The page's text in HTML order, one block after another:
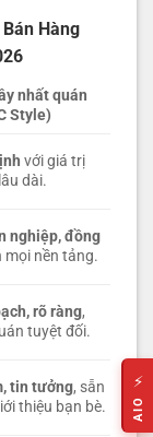
Hàng
nhất quán
Style)
với giá trị
dài.
nghiệp, đồng
mọi nền tảng.
rõ ràng,
tuyệt đối.
tin tưởng, sẵn
thiệu bạn bè.
⚡
AIO